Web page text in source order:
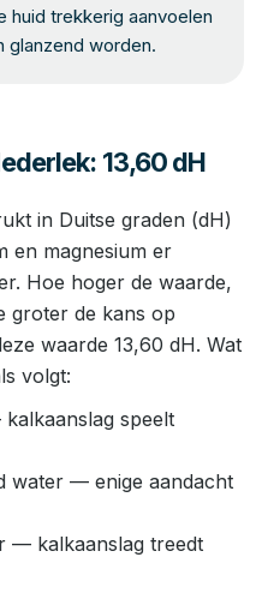
huid trekkerig aanvoelen
glanzend worden.
13,60 dH
in Duitse graden (dH)
en magnesium er
Hoe hoger de waarde,
groter de kans op
waarde 13,60 dH. Wat
volgt:
speelt
water — enige aandacht
— kalkaanslag treedt